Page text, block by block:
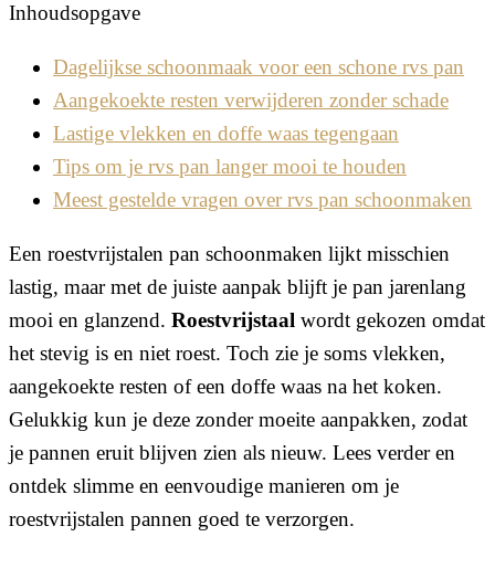
Inhoudsopgave
Dagelijkse schoonmaak voor een schone rvs pan
Aangekoekte resten verwijderen zonder schade
Lastige vlekken en doffe waas tegengaan
Tips om je rvs pan langer mooi te houden
Meest gestelde vragen over rvs pan schoonmaken
Een roestvrijstalen pan schoonmaken lijkt misschien
lastig, maar met de juiste aanpak blijft je pan jarenlang
mooi en glanzend. Roestvrijstaal wordt gekozen omdat
het stevig is en niet roest. Toch zie je soms vlekken,
aangekoekte resten of een doffe waas na het koken.
Gelukkig kun je deze zonder moeite aanpakken, zodat
je pannen eruit blijven zien als nieuw. Lees verder en
ontdek slimme en eenvoudige manieren om je
roestvrijstalen pannen goed te verzorgen.